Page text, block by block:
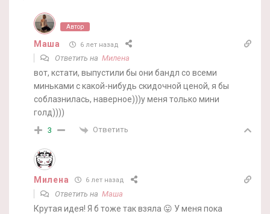
Автор
Маша 6 лет назад
Ответить на Милена
вот, кстати, выпустили бы они бандл со всеми
миньками с какой-нибудь скидочной ценой, я бы
соблазнилась, наверное)))у меня только мини
голд))))
3 Ответить
Милена 6 лет назад
Ответить на Маша
Крутая идея! Я б тоже так взяла 😛 У меня пока